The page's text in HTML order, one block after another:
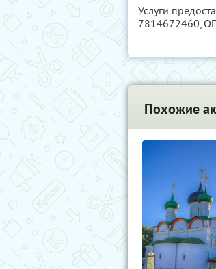
Услуги
7814672460,
Похожие